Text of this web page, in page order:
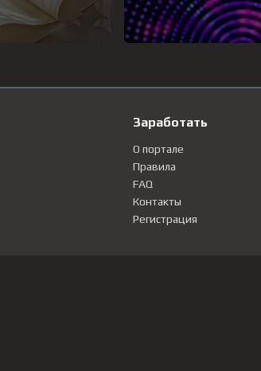
Заработать
О портале
Правила
FAQ
Контакты
Регистрация